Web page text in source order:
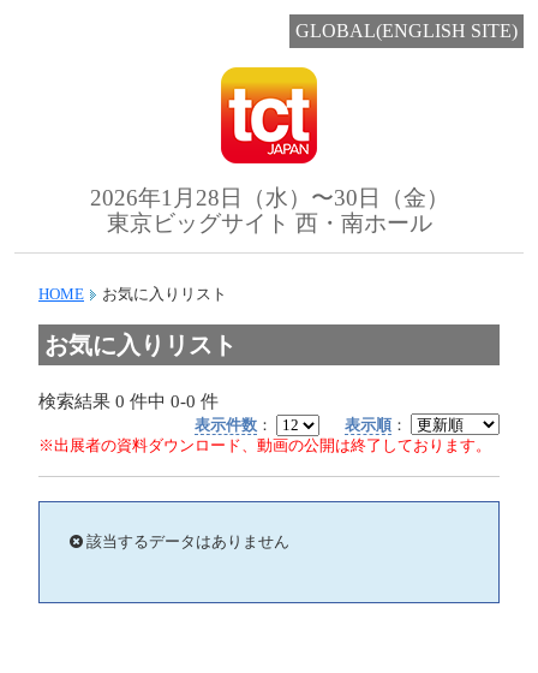
GLOBAL(ENGLISH SITE)
2026年1月28日（水）〜30日（金）
東京ビッグサイト 西・南ホール
HOME お気に入りリスト
お気に入りリスト
検索結果 0 件中 0-0 件
表示件数 ： 表示順 ：
※出展者の資料ダウンロード、動画の公開は終了しております。
該当するデータはありません